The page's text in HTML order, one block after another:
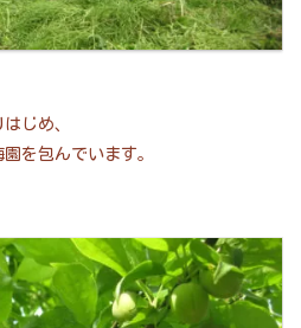
じめ、
を包んでいます。